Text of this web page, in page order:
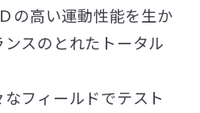
の高い運動性能を生か
スのとれたトータル
フィールドでテスト